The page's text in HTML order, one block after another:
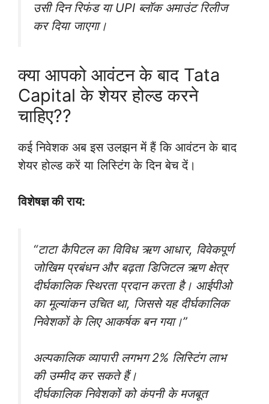
उसी दिन रिफंड या UPI ब्लॉक अमाउंट रिलीज
कर दिया जाएगा।
क्या आपको आवंटन के बाद Tata
Capital के शेयर होल्ड करने
चाहिए??
कई निवेशक अब इस उलझन में हैं कि आवंटन के बाद
शेयर होल्ड करें या लिस्टिंग के दिन बेच दें।
विशेषज्ञ की राय:
“टाटा कैपिटल का विविध ऋण आधार, विवेकपूर्ण
जोखिम प्रबंधन और बढ़ता डिजिटल ऋण क्षेत्र
दीर्घकालिक स्थिरता प्रदान करता है। आईपीओ
का मूल्यांकन उचित था, जिससे यह दीर्घकालिक
निवेशकों के लिए आकर्षक बन गया।”
अल्पकालिक व्यापारी लगभग 2% लिस्टिंग लाभ
की उम्मीद कर सकते हैं।
दीर्घकालिक निवेशकों को कंपनी के मजबूत